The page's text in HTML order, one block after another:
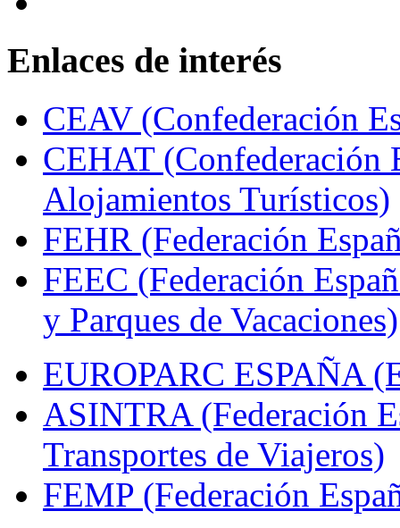
Enlaces de interés
CEAV (Confederación
CEHAT (Confederación
Alojamientos Turísticos)
FEHR (Federación
FEEC (Federación
y Parques de Vacaciones)
EUROPARC ESPAÑA
ASINTRA (Federación
Transportes de Viajeros)
FEMP (Federación